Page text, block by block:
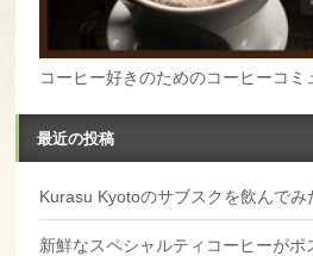
コーヒー好きのためのコーヒーコミ
最近の投稿
Kurasu Kyotoのサブスクを飲んでみ
新鮮なスペシャルティコーヒーがポ